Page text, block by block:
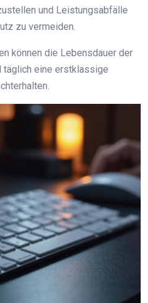
und Leistungsabfälle
zu vermeiden.
können die Lebensdauer der
täglich eine erstklassige